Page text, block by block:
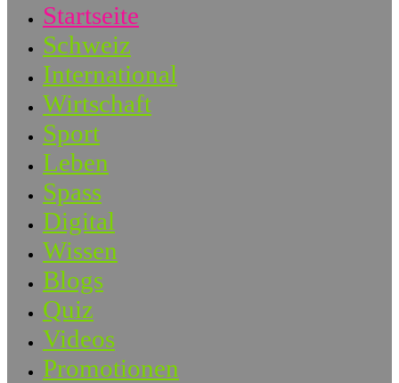
Startseite
Schweiz
International
Wirtschaft
Sport
Leben
Spass
Digital
Wissen
Blogs
Quiz
Videos
Promotionen